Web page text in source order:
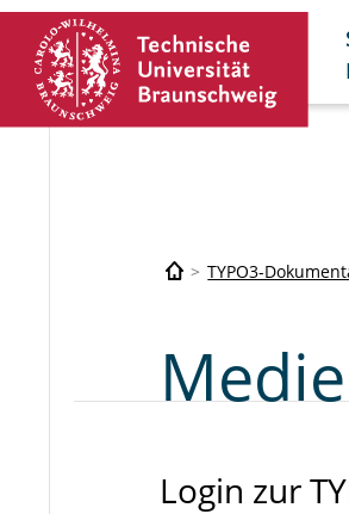
TYPO3-
Login zur